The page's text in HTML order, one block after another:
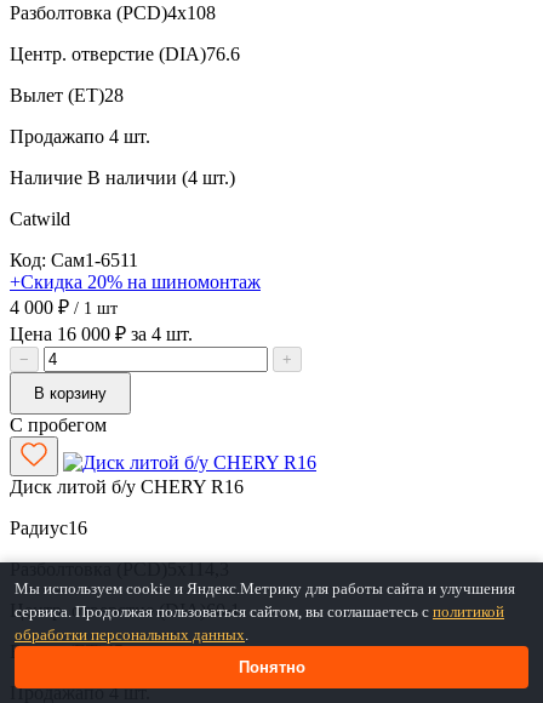
Разболтовка (PCD)4x108
Центр. отверстие (DIA)76.6
Вылет (ET)28
Продажапо 4 шт.
Наличие В наличии (4 шт.)
Catwild
Код: Сам1-6511
+Скидка 20% на шиномонтаж
4 000 ₽ / 1 шт
Цена 16 000 ₽ за 4 шт.
−
+
В корзину
С пробегом
Диск литой б/у CHERY R16
Радиус16
Разболтовка (PCD)5x114,3
Центр. отверстие (DIA)60.1
Вылет (ET)45
Продажапо 4 шт.
Мы используем cookie и Яндекс.Метрику для работы сайта и улучшения
сервиса. Продолжая пользоваться сайтом, вы соглашаетесь с политикой
обработки персональных данных.
Понятно